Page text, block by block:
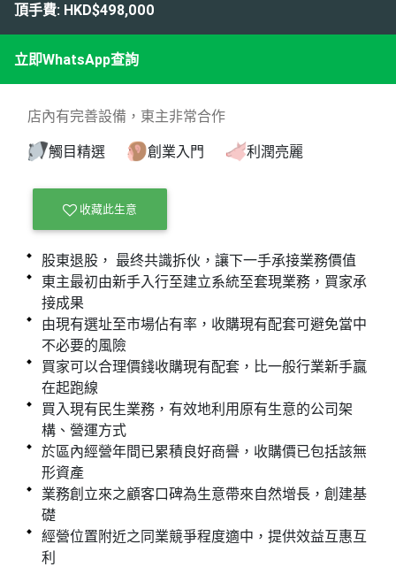
頂手費: HKD$498,000
立即WhatsApp查詢
店內有完善設備，東主非常合作
觸目精選
創業入門 利潤亮麗
收藏此生意
股東退股， 最终共識拆伙，讓下一手承接業務價值
東主最初由新手入行至建立系統至套現業務，買家承
接成果
由現有選址至市場佔有率，收購現有配套可避免當中
不必要的風險
買家可以合理價錢收購現有配套，比一般行業新手贏
在起跑線
買入現有民生業務，有效地利用原有生意的公司架
構、營運方式
於區內經營年間已累積良好商譽，收購價已包括該無
形資產
業務創立來之顧客口碑為生意帶來自然增長，創建基
礎
經營位置附近之同業競爭程度適中，提供效益互惠互
利